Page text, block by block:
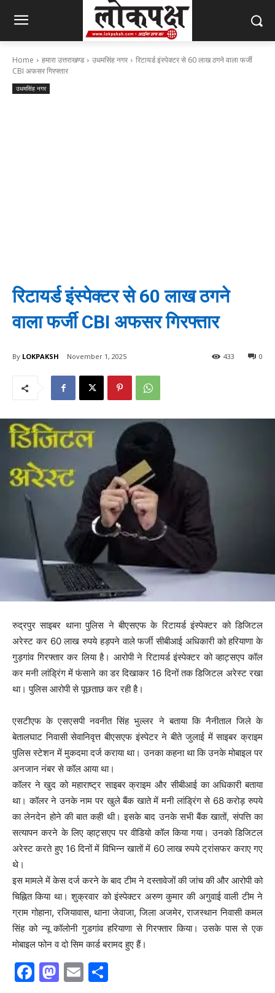
Home हमारा उत्तराखण्ड उधमसिंह नगर
रिटायर्ड इंस्पेक्टर से 60 लाख ठगने वाला फर्जी
CBI अफसर गिरफ्तार
उधमसिंह नगर
रिटायर्ड इंस्पेक्टर से 60 लाख ठगने
वाला फर्जी CBI अफसर गिरफ्तार
By LOKPAKSH November 1, 2025 0
433
रुद्रपुर साइबर थाना पुलिस ने बीएसएफ के रिटायर्ड इंस्पेक्टर को डिजिटल
अरेस्ट कर 60 लाख रुपये हड़पने वाले फर्जी सीबीआई अधिकारी को हरियाणा के
गुड़गांव गिरफ्तार कर लिया है। आरोपी ने रिटायर्ड इंस्पेक्टर को व्हाट्सएप कॉल
कर मनी लांड्रिंग में फंसाने का डर दिखाकर 16 दिनों तक डिजिटल अरेस्ट रखा
था। पुलिस आरोपी से पूछताछ कर रही है।
एसटीएफ के एसएसपी नवनीत सिंह भुल्लर ने बताया कि नैनीताल जिले के
बेतालघाट निवासी सेवानिवृत्त बीएसएफ इंस्पेटर ने बीते जुलाई में साइबर क्राइम
पुलिस स्टेशन में मुकदमा दर्ज कराया था। उनका कहना था कि उनके मोबाइल पर
अनजान नंबर से कॉल आया था।
कॉलर ने खुद को महाराष्ट्र साइबर क्राइम और सीबीआई का अधिकारी बताया
था। कॉलर ने उनके नाम पर खुले बैंक खाते में मनी लांड्रिंग से 68 करोड़ रुपये
का लेनदेन होने की बात कही थी। इसके बाद उनके सभी बैंक खातों, संपत्ति का
सत्यापन करने के लिए व्हाट्सएप पर वीडियो कॉल किया गया। उनको डिजिटल
अरेस्ट करते हुए 16 दिनों में विभिन्न खातों में 60 लाख रुपये ट्रांसफर कराए गए
थे।
इस मामले में केस दर्ज करने के बाद टीम ने दस्तावेजों की जांच की और आरोपी को
चिह्नित किया था। शुक्रवार को इंस्पेक्टर अरुण कुमार की अगुवाई वाली टीम ने
ग्राम गोहाना, रजियावास, थाना जेवाजा, जिला अजमेर, राजस्थान निवासी कमल
सिंह को न्यू कॉलोनी गुडगांव हरियाणा से गिरफ्तार किया। उसके पास से एक
मोबाइल फोन व दो सिम कार्ड बरामद हुए हैं।
F
M E